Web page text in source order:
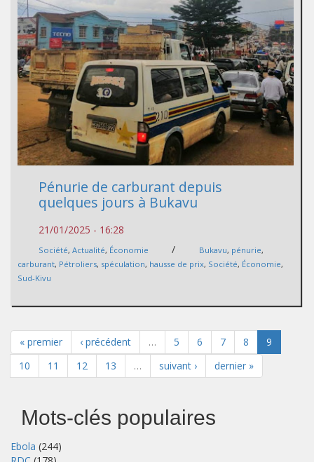
Pénurie de carburant depuis
quelques jours à Bukavu
21/01/2025 - 16:28
Société, Actualité, Économie / Bukavu, pénurie,
carburant, Pétroliers, spéculation, hausse de prix, Société, Économie,
Sud-Kivu
« premier ‹ précédent … 5 6 7 8
9
10
11 12 13 … suivant › dernier »
Mots-clés populaires
Ebola (244)